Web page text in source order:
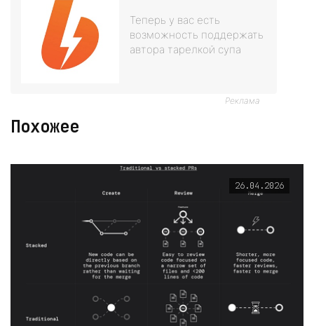
Теперь у вас есть
возможность поддержать
автора тарелкой супа
Реклама
Похожее
26.04.2026